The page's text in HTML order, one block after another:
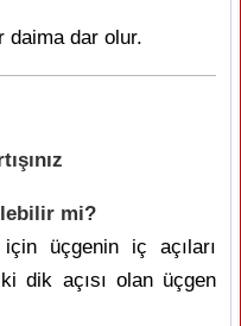
daima dar olur.
mi?
üçgenin iç açıları
dik açısı olan üçgen